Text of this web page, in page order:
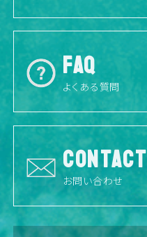
FAQ
よくある質問
CONTACT
お問い合わせ